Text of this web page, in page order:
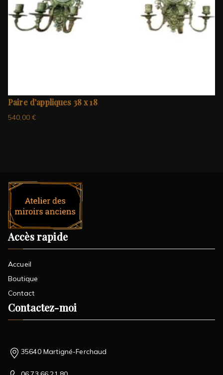
Paire d’appliques 38 x 18
540,00€
Accès rapide
Accueil
Boutique
Contact
Contactez-moi
35640 Martigné-Ferchaud